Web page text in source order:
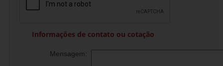
Informações de contato ou cotação
Mensagem: